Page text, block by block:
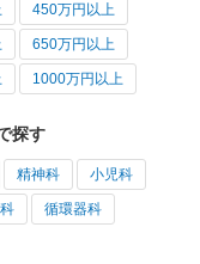
450万円以上
650万円以上
1000万円以上
探す
精神科 小児科
循環器科